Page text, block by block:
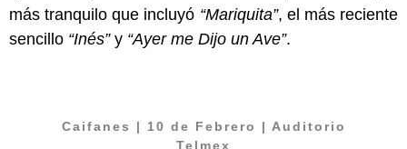
más tranquilo que incluyó “Mariquita”, el más reciente
sencillo “Inés”y “Ayer me Dijo un Ave”.
Caifanes
| 10 de Febrero | Auditorio
Telmex